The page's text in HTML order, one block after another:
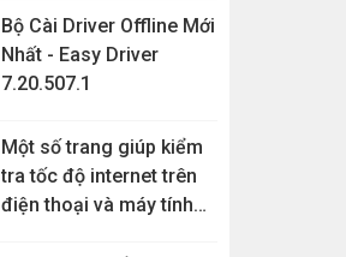
Bộ Cài Driver Offline Mới
Nhất - Easy Driver
7.20.507.1
Một số trang giúp kiểm
tra tốc độ internet trên
điện thoại và máy tính